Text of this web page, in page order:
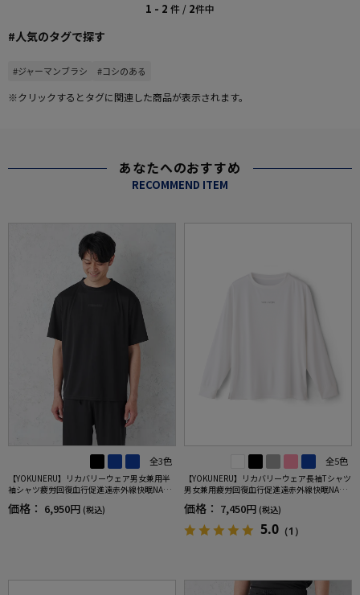
1 - 2 件 / 2件中
#人気のタグで探す
#ジャーマンブラシ #コシのある
※クリックするとタグに関連した商品が表示されます。
あなたへのおすすめ
RECOMMEND ITEM
全3色
【YOKUNERU】リカバリーウェア男女兼用半
袖シャツ疲労回復血行促進遠赤外線快眠NANO
MIX(R)【一般医療機器】SS～LLサイズ
価格： 6,950円 (税込)
全5色
【YOKUNERU】リカバリーウェア長袖Tシャツ
男女兼用疲労回復血行促進遠赤外線快眠NANO
MIX(R)【一般医療機器】SS～LLサイズ
価格： 7,450円 (税込)
5.0 （1）